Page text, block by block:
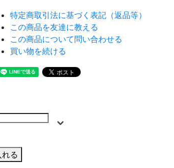
特定商取引法に基づく表記（返品等）
この商品を友達に教える
この商品について問い合わせる
買い物を続ける
る